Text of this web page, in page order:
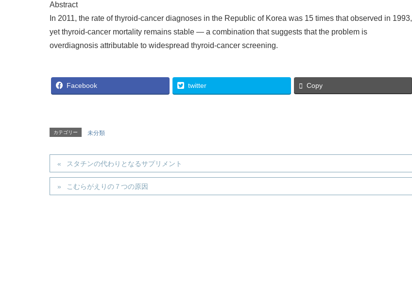
Abstract
In 2011, the rate of thyroid-cancer diagnoses in the Republic of Korea was 15 times that observed in 1993,
yet thyroid-cancer mortality remains stable — a combination that suggests that the problem is
overdiagnosis attributable to widespread thyroid-cancer screening.
Facebook twitter Copy
カテゴリー 未分類
スタチンの代わりとなるサプリメント
こむらがえりの７つの原因